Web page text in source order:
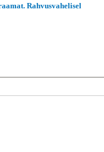
Rahvusvahelisel